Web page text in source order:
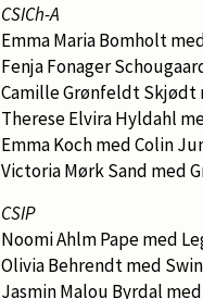
CSICh-A
Emma Maria Bomholt
Fenja Fonager
Camille Grønfeldt Skjødt
Therese Elvira Hyldahl
Emma Koch med Colin
Victoria Mørk Sand med
CSIP
Noomi Ahlm Pape med
Olivia Behrendt med
Jasmin Malou Byrdal